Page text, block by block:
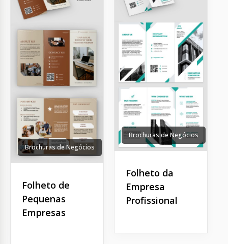
Brochuras de Negócios
Folheto de
Pequenas
Empresas
Brochuras de Negócios
Folheto da
Empresa
Profissional